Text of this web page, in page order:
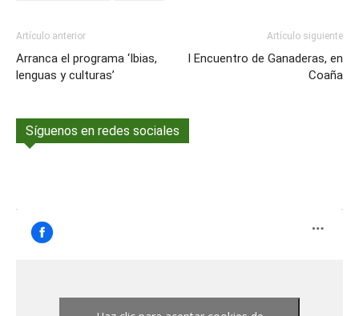
Artículo anterior
Arranca el programa ‘Ibias,
lenguas y culturas’
Artículo siguiente
I Encuentro de Ganaderas, en
Coaña
Síguenos en redes sociales